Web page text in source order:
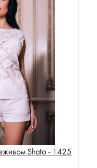
Shato - 1425